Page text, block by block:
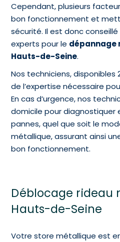
Cependant, plusieurs
bon fonctionnement et
sécurité. Il est donc
experts pour le dépannage
Hauts-de-Seine.
Nos techniciens,
de l’expertise nécessaire
En cas d’urgence, nos
domicile pour
pannes, quel que soit le
métallique, assurant ainsi
bon fonctionnement.
Déblocage rideau
Hauts-de-Seine
Votre store métallique est